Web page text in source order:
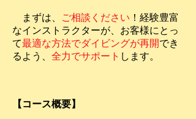
まずは、 ご相談ください ！経験豊富
なインストラクターが、お客様にとっ
て最適な方法でダイビングが再開でき
るよう、 全力でサポート します。
【コース概要】